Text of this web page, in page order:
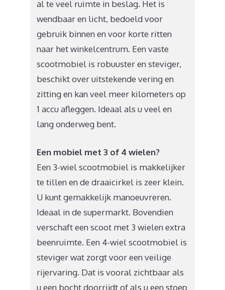
al te veel ruimte in beslag. Het is
wendbaar en licht, bedoeld voor
gebruik binnen en voor korte ritten
naar het winkelcentrum. Een vaste
scootmobiel is robuuster en steviger,
beschikt over uitstekende vering en
zitting en kan veel meer kilometers op
1 accu afleggen. Ideaal als u veel en
lang onderweg bent.
Een mobiel met 3 of 4 wielen?
Een 3-wiel scootmobiel is makkelijker
te tillen en de draaicirkel is zeer klein.
U kunt gemakkelijk manoeuvreren.
Ideaal in de supermarkt. Bovendien
verschaft een scoot met 3 wielen extra
beenruimte. Een 4-wiel scootmobiel is
steviger wat zorgt voor een veilige
rijervaring. Dat is vooral zichtbaar als
u een bocht doorrijdt of als u een stoep